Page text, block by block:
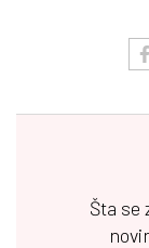
Šta se